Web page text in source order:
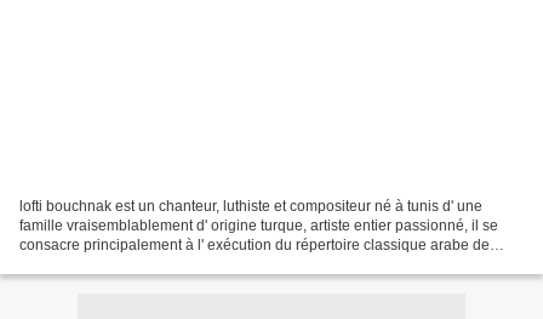
lofti bouchnak est un chanteur, luthiste et compositeur né à tunis d' une
famille vraisemblablement d' origine turque, artiste entier passionné, il se
consacre principalement à l' exécution du répertoire classique arabe de